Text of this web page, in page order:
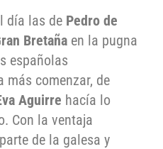
día las de Pedro de
Bretaña en la pugna
españolas
más comenzar, de
Aguirre hacía lo
Con la ventaja
de la galesa y